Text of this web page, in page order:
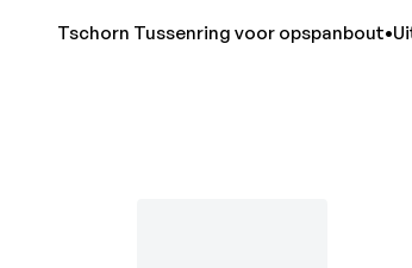
Tschorn Tussenring voor